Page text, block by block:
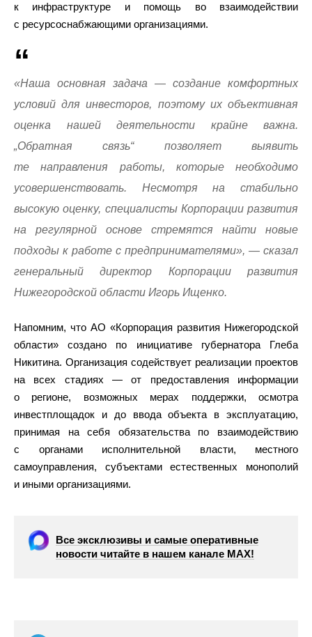
к инфраструктуре и помощь во взаимодействии
с ресурсоснабжающими организациями.
«Наша основная задача — создание комфортных
условий для инвесторов, поэтому их объективная
оценка нашей деятельности крайне важна.
„Обратная связь“ позволяет выявить
те направления работы, которые необходимо
усовершенствовать. Несмотря на стабильно
высокую оценку, специалисты Корпорации развития
на регулярной основе стремятся найти новые
подходы к работе с предпринимателями», — сказал
генеральный директор Корпорации развития
Нижегородской области Игорь Ищенко.
Напомним, что АО «Корпорация развития Нижегородской
области» создано по инициативе губернатора Глеба
Никитина. Организация содействует реализации проектов
на всех стадиях — от предоставления информации
о регионе, возможных мерах поддержки, осмотра
инвестплощадок и до ввода объекта в эксплуатацию,
принимая на себя обязательства по взаимодействию
с органами исполнительной власти, местного
самоуправления, субъектами естественных монополий
и иными организациями.
Все эксклюзивы и самые оперативные
новости читайте в нашем канале МАХ!